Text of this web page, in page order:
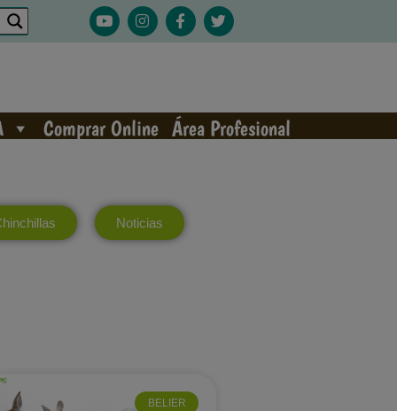
Comprar Online Área Profesional
Noticias
BELIER